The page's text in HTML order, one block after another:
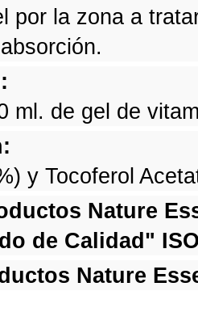
por la zona a
ml. de gel de
y Tocoferol
Nature
de Calidad"
Nature